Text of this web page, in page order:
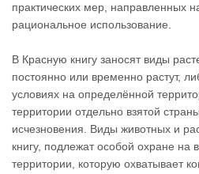
практических мер, направленных
рациональное использование.
В Красную книгу заносят виды
постоянно или временно растут,
условиях на определённой
территории отдельно взятой
исчезновения. Виды животных и
книгу, подлежат особой охране на
территории, которую охватывает